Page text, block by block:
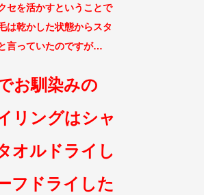
セを活かすということで
は乾かした状態からスタ
言っていたのですが…
お馴染みの
リングはシャ
オルドライし
フドライした